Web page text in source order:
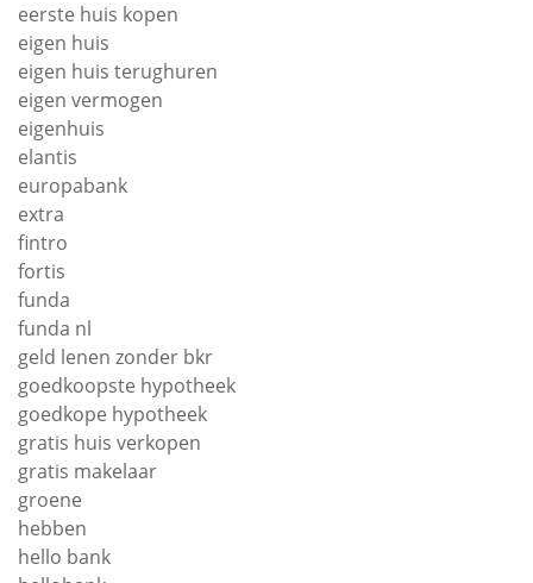
eerste huis kopen
eigen huis
eigen huis terughuren
eigen vermogen
eigenhuis
elantis
europabank
extra
fintro
fortis
funda
funda nl
geld lenen zonder bkr
goedkoopste hypotheek
goedkope hypotheek
gratis huis verkopen
gratis makelaar
groene
hebben
hello bank